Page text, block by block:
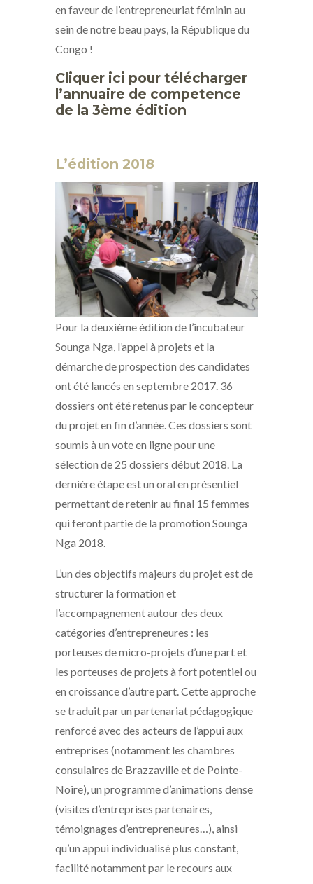
en faveur de l’entrepreneuriat féminin au
sein de notre beau pays, la République du
Congo !
Cliquer ici pour télécharger
l’annuaire de competence
de la 3ème édition
L’édition 2018
Pour la deuxième édition de l’incubateur
Sounga Nga, l’appel à projets et la
démarche de prospection des candidates
ont été lancés en septembre 2017. 36
dossiers ont été retenus par le concepteur
du projet en fin d’année. Ces dossiers sont
soumis à un vote en ligne pour une
sélection de 25 dossiers début 2018. La
dernière étape est un oral en présentiel
permettant de retenir au final 15 femmes
qui feront partie de la promotion Sounga
Nga 2018.
L’un des objectifs majeurs du projet est de
structurer la formation et
l’accompagnement autour des deux
catégories d’entrepreneures : les
porteuses de micro-projets d’une part et
les porteuses de projets à fort potentiel ou
en croissance d’autre part. Cette approche
se traduit par un partenariat pédagogique
renforcé avec des acteurs de l’appui aux
entreprises (notamment les chambres
consulaires de Brazzaville et de Pointe-
Noire), un programme d’animations dense
(visites d’entreprises partenaires,
témoignages d’entrepreneures…), ainsi
qu’un appui individualisé plus constant,
facilité notamment par le recours aux